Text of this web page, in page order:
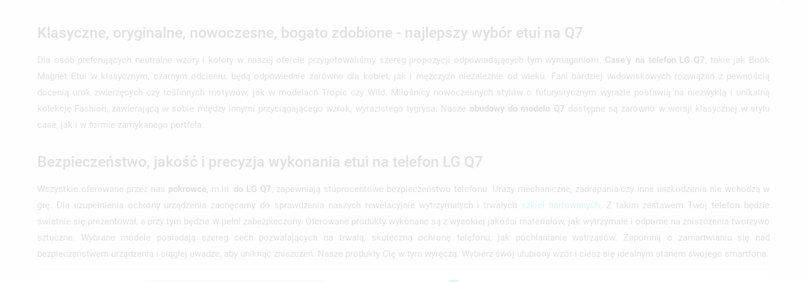
Klasyczne, oryginalne, nowoczesne, bogato zdobione - najlepszy wybór etui na Q7
Dla osób preferujących neutralne wzory i kolory w naszej ofercie przygotowaliśmy szereg propozycji odpowiadających tym wymaganiom. Case’y na telefon LG Q7, takie jak Book
Magnet Etui w klasycznym, czarnym odcieniu, będą odpowiednie zarówno dla kobiet, jak i mężczyzn niezależnie od wieku. Fani bardziej widowiskowych rozwiązań z pewnością
docenią urok zwierzęcych czy roślinnych motywów, jak w modelach Tropic czy Wild. Miłośnicy nowoczesnych stylów o futurystycznym wyrazie postawią na niezwykłą i unikalną
kolekcję Fashion, zawierającą w sobie między innymi przyciągającego wzrok, wyrazistego tygrysa. Nasze obudowy do modelu Q7 dostępne są zarówno w wersji klasycznej w stylu
case, jak i w formie zamykanego portfela.
Bezpieczeństwo, jakość i precyzja wykonania etui na telefon LG Q7
Wszystkie oferowane przez nas pokrowce, m.in. do LG Q7, zapewniają stuprocentowe bezpieczeństwo telefonu. Urazy mechaniczne, zadrapania czy inne uszkodzenia nie wchodzą w
grę. Dla uzupełnienia ochrony urządzenia zachęcamy do sprawdzenia naszych rewelacyjnie wytrzymałych i trwałych szkieł hartowanych . Z takim zestawem Twój telefon będzie
świetnie się prezentował, a przy tym będzie w pełni zabezpieczony. Oferowane produkty wykonane są z wysokiej jakości materiałów, jak wytrzymałe i odporne na zniszczenia tworzywo
sztuczne. Wybrane modele posiadają szereg cech pozwalających na trwałą, skuteczną ochronę telefonu, jak pochłanianie wstrząsów. Zapomnij o zamartwianiu się nad
bezpieczeństwem urządzenia i ciągłej uwadze, aby uniknąć zniszczeń. Nasze produkty Cię w tym wyręczą. Wybierz swój ulubiony wzór i ciesz się idealnym stanem swojego smartfona.